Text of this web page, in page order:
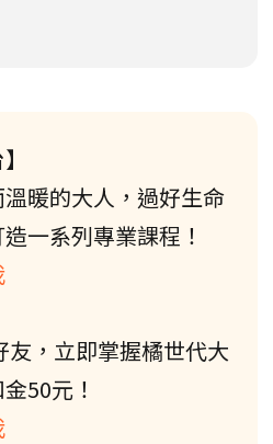
暖的大人，過好生命
一系列專業課程！
友，立即掌握橘世代大
50元！